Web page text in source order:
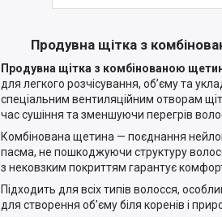
Продувна щітка з
Продувна щітка з комбінованою
для легкого розчісування, об’єму та
спеціальним вентиляційним отворам
час сушіння та зменшуючи перегрів
Комбінована щетина — поєднання
пасма, не пошкоджуючи структуру
з нековзким покриттям гарантує
Підходить для всіх типів волосся,
для створення об’єму біля коренів і